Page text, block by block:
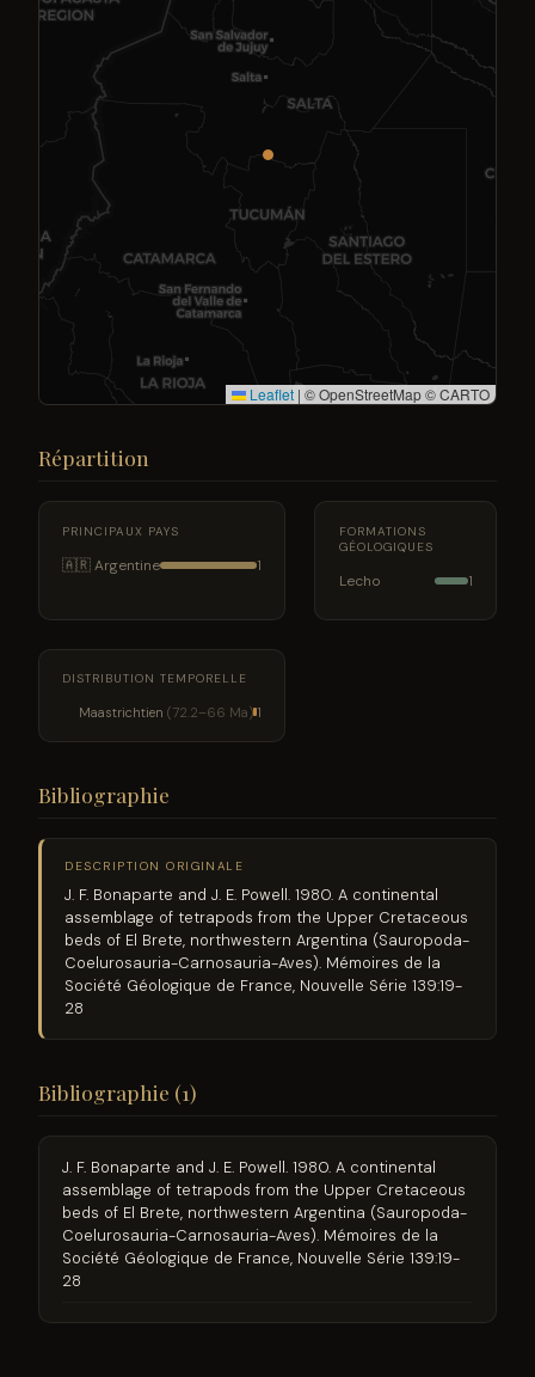
Leaflet | © OpenStreetMap © CARTO
Répartition
PRINCIPAUX PAYS
🇦🇷 Argentine 1
FORMATIONS
GÉOLOGIQUES
Lecho 1
DISTRIBUTION TEMPORELLE
Maastrichtien (72.2–66 Ma) 1
Bibliographie
DESCRIPTION ORIGINALE
J. F. Bonaparte and J. E. Powell. 1980. A continental
assemblage of tetrapods from the Upper Cretaceous
beds of El Brete, northwestern Argentina (Sauropoda-
Coelurosauria-Carnosauria-Aves). Mémoires de la
Société Géologique de France, Nouvelle Série 139:19-
28
Bibliographie (1)
J. F. Bonaparte and J. E. Powell. 1980. A continental
assemblage of tetrapods from the Upper Cretaceous
beds of El Brete, northwestern Argentina (Sauropoda-
Coelurosauria-Carnosauria-Aves). Mémoires de la
Société Géologique de France, Nouvelle Série 139:19-
28